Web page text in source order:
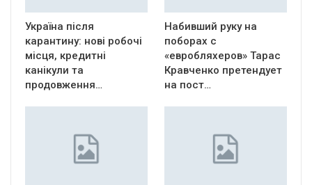
Україна після
карантину: нові робочі
місця, кредитні
канікули та
продовження…
Набивший руку на
поборах с
«евробляхеров» Тарас
Кравченко претендует
на пост…